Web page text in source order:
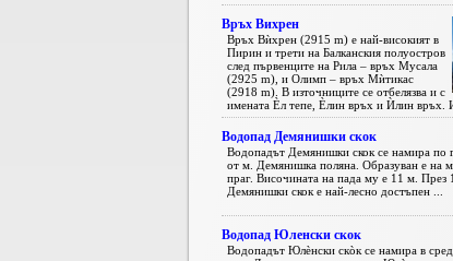
Връх Вихрен
Връх Вѝхрен (2915 m) е най-високият в
Пирин и трети на Балканския полуостров
след първенците на Рила – връх Мусала
(2925 m), и Олимп – връх Мѝтикас
(2918 m). В източниците се отбелязва и с
имената Èл тепе, Èлин връх и Ѝлин връх.
Водопад Демянишки скок
Водопадът Демянишки скок се намира по
от м. Демянишка поляна. Образуван е на
праг. Височината на пада му е 11 м. През
Демянишки скок е най-лесно достъпен ...
Водопад Юленски скок
Водопадът Юлèнски скòк се намира в